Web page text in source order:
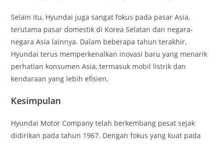
Selain itu, Hyundai juga sangat fokus pada pasar Asia,
terutama pasar domestik di Korea Selatan dan negara-
negara Asia lainnya. Dalam beberapa tahun terakhir,
Hyundai terus memperkenalkan inovasi baru yang menarik
perhatian konsumen Asia, termasuk mobil listrik dan
kendaraan yang lebih efisien.
Kesimpulan
Hyundai Motor Company telah berkembang pesat sejak
didirikan pada tahun 1967. Dengan fokus yang kuat pada